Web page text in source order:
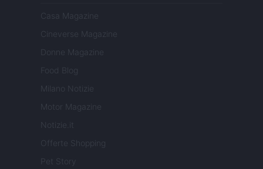
Casa Magazine
Cineverse Magazine
Donne Magazine
Food Blog
Milano Notizie
Motor Magazine
Notizie.it
Offerte Shopping
Pet Story